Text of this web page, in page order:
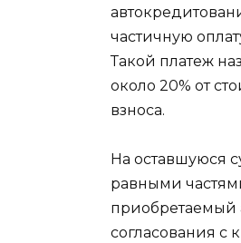
частичную
Такой платеж
около 20% от
взноса.
На оставшуюся
равными
приобретаемый
согласования с